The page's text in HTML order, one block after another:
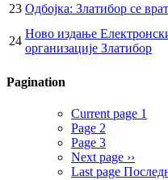
Поставите питање
Претражи
Претражи
23 Одбојка: Златибор се
24
Ново издање
организације Златибор
Pagination
Current page 1
Page 2
Page 3
Next page ››
Last page